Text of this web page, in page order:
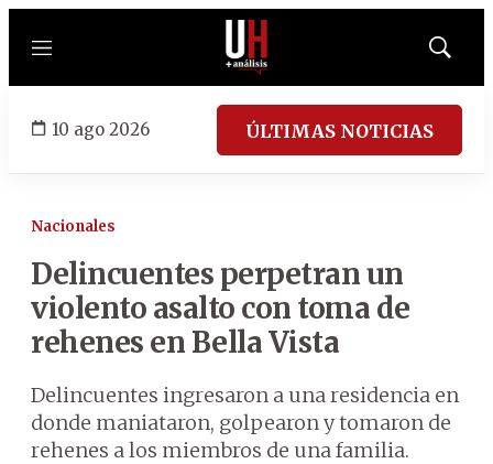
Menú
Mostrar
10 ago 2026 ÚLTIMAS NOTICIAS
Nacionales
Delincuentes perpetran un
violento asalto con toma de
rehenes en Bella Vista
Delincuentes ingresaron a una residencia en
donde maniataron, golpearon y tomaron de
rehenes a los miembros de una familia.